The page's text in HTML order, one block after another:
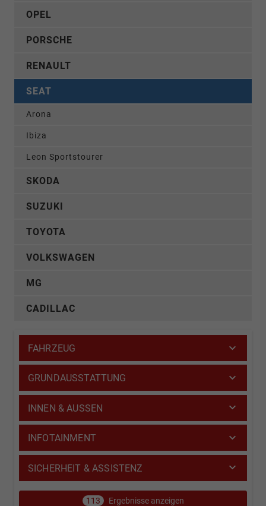
OPEL
PORSCHE
RENAULT
SEAT
Arona
Ibiza
Leon Sportstourer
SKODA
SUZUKI
TOYOTA
VOLKSWAGEN
MG
CADILLAC
FAHRZEUG
GRUNDAUSSTATTUNG
INNEN & AUSSEN
INFOTAINMENT
SICHERHEIT & ASSISTENZ
113 Ergebnisse anzeigen